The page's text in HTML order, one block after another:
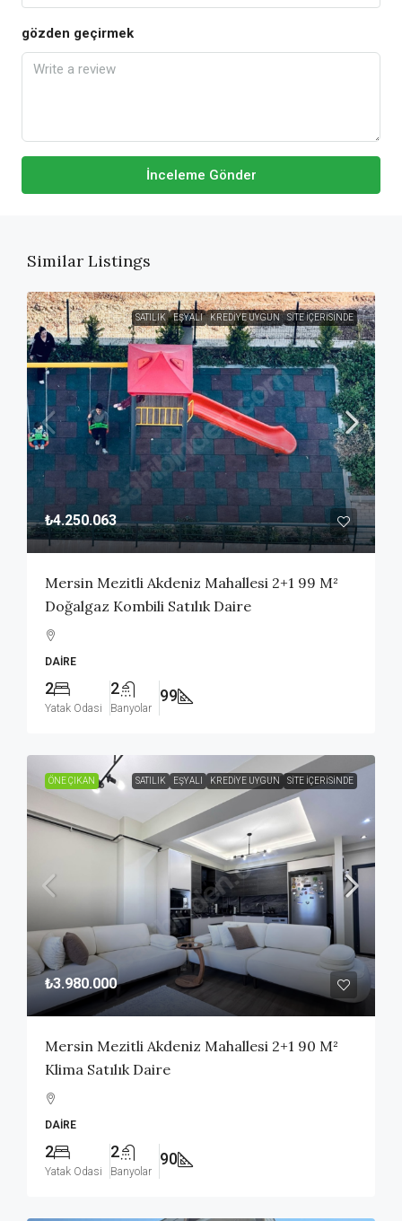
gözden geçirmek
İnceleme Gönder
Similar Listings
SATILIK EŞYALI KREDIYE UYGUN SITE İÇERISINDE
₺4.250.063
Mersin Mezitli Akdeniz Mahallesi 2+1 99 M²
Doğalgaz Kombili Satılık Daire
DAIRE
2
Yatak Odasi
2
Banyolar
99
ÖNE ÇIKAN SATILIK EŞYALI KREDIYE UYGUN SITE İÇERISINDE
₺3.980.000
Mersin Mezitli Akdeniz Mahallesi 2+1 90 M²
Klima Satılık Daire
DAIRE
2
Yatak Odasi
2
Banyolar
90